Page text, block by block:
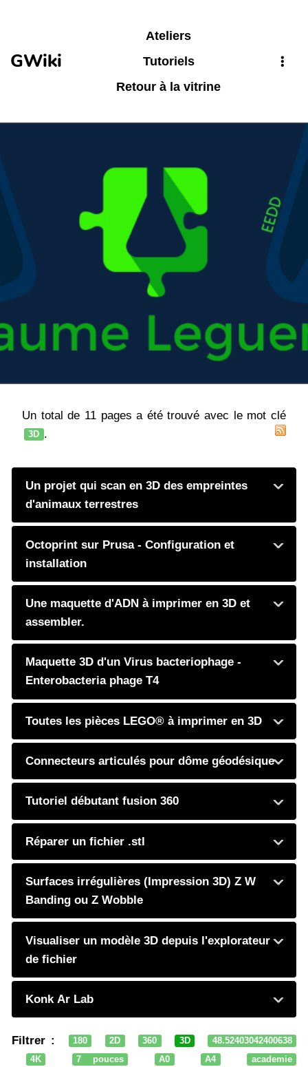
GWiki
Ateliers
Tutoriels
Retour à la vitrine
Un total de 11 pages a été trouvé avec le mot clé
3D .
Un projet qui scan en 3D des empreintes
d'animaux terrestres
Octoprint sur Prusa - Configuration et
installation
Une maquette d'ADN à imprimer en 3D et
assembler.
Maquette 3D d'un Virus bacteriophage -
Enterobacteria phage T4
Toutes les pièces LEGO® à imprimer en 3D
Connecteurs articulés pour dôme géodésique
Tutoriel débutant fusion 360
Réparer un fichier .stl
Surfaces irrégulières (Impression 3D) Z W
Banding ou Z Wobble
Visualiser un modèle 3D depuis l'explorateur
de fichier
Konk Ar Lab
Filtrer : 180 2D 360 3D
48.52403042400638
4K
7 pouces A0 A4
academie